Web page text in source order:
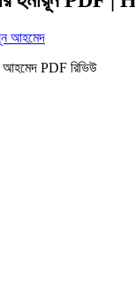
আহমেদ